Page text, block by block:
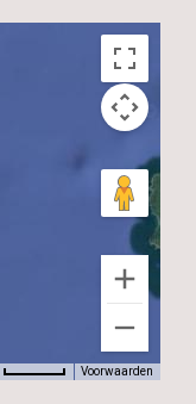
Voorwaarden